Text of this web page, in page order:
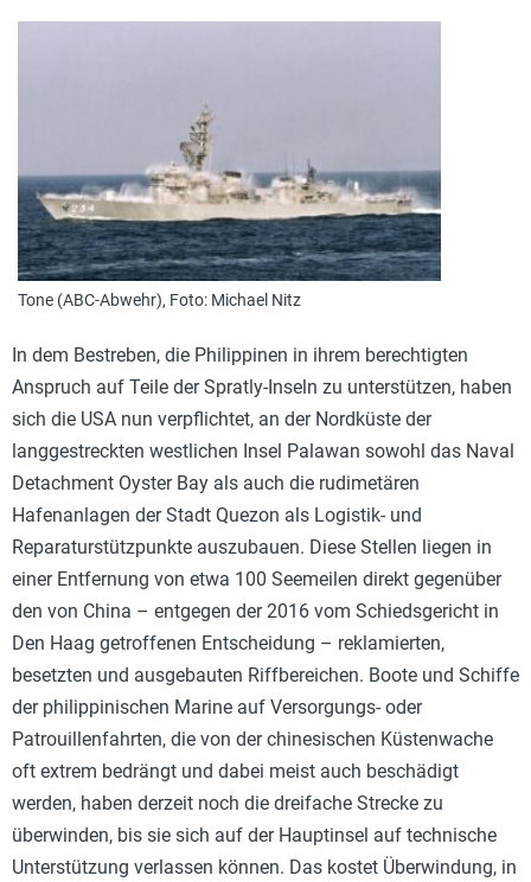
Tone (ABC-Abwehr), Foto: Michael Nitz
In dem Bestreben, die Philippinen in ihrem berechtigten
Anspruch auf Teile der Spratly-Inseln zu unterstützen, haben
sich die USA nun verpflichtet, an der Nordküste der
langgestreckten westlichen Insel Palawan sowohl das Naval
Detachment Oyster Bay als auch die rudimetären
Hafenanlagen der Stadt Quezon als Logistik- und
Reparaturstützpunkte auszubauen. Diese Stellen liegen in
einer Entfernung von etwa 100 Seemeilen direkt gegenüber
den von China – entgegen der 2016 vom Schiedsgericht in
Den Haag getroffenen Entscheidung – reklamierten,
besetzten und ausgebauten Riffbereichen. Boote und Schiffe
der philippinischen Marine auf Versorgungs- oder
Patrouillenfahrten, die von der chinesischen Küstenwache
oft extrem bedrängt und dabei meist auch beschädigt
werden, haben derzeit noch die dreifache Strecke zu
überwinden, bis sie sich auf der Hauptinsel auf technische
Unterstützung verlassen können. Das kostet Überwindung, in